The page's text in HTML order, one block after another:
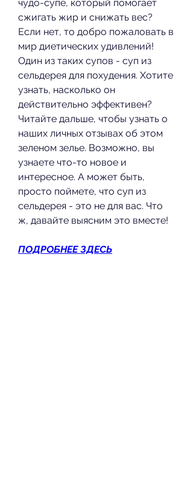
чудо-супе, который помогает
сжигать жир и снижать вес?
Если нет, то добро пожаловать в
мир диетических удивлений!
Один из таких супов - суп из
сельдерея для похудения. Хотите
узнать, насколько он
действительно эффективен?
Читайте дальше, чтобы узнать о
наших личных отзывах об этом
зеленом зелье. Возможно, вы
узнаете что-то новое и
интересное. А может быть,
просто поймете, что суп из
сельдерея - это не для вас. Что
ж, давайте выясним это вместе!
ПОДРОБНЕЕ ЗДЕСЬ